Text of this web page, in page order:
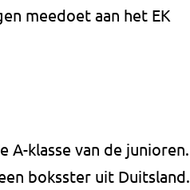
meedoet aan het EK
A-klasse van de junioren.
boksster uit Duitsland.